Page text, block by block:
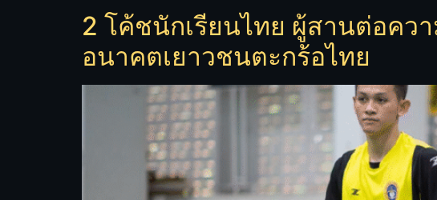
2 โค้ชนักเรียนไทย ผู้สานต่อคว
อนาคตเยาวชนตะกร้อไทย